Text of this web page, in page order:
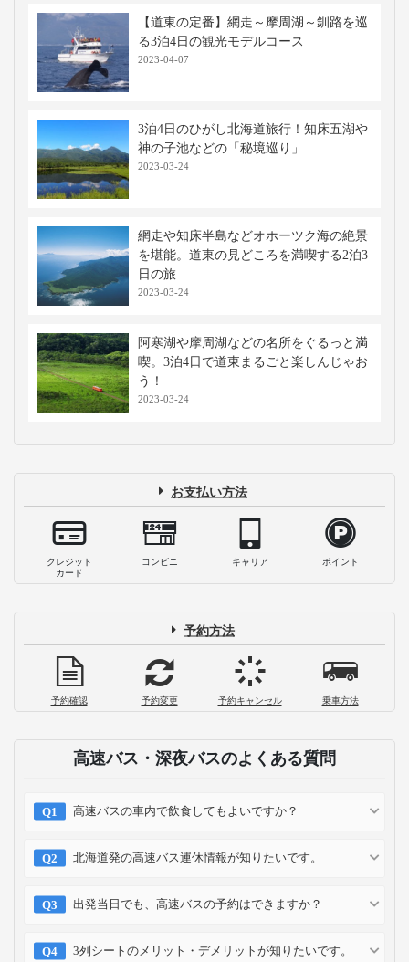
【道東の定番】網走～摩周湖～釧路を巡
る3泊4日の観光モデルコース
2023-04-07
3泊4日のひがし北海道旅行！知床五湖や
神の子池などの「秘境巡り」
2023-03-24
網走や知床半島などオホーツク海の絶景
を堪能。道東の見どころを満喫する2泊3
日の旅
2023-03-24
阿寒湖や摩周湖などの名所をぐるっと満
喫。3泊4日で道東まるごと楽しんじゃお
う！
2023-03-24
お支払い方法
クレジット
カード
コンビニ キャリア ポイント
予約方法
予約確認 予約変更 予約キャンセル 乗車方法
高速バス・深夜バスのよくある質問
高速バスの車内で飲食してもよいですか？
北海道発の高速バス運休情報が知りたいです。
出発当日でも、高速バスの予約はできますか？
3列シートのメリット・デメリットが知りたいです。